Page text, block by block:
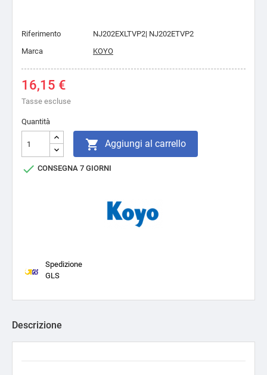
Riferimento
NJ202EXLTVP2| NJ202ETVP2
Marca
KOYO
16,15 €
Tasse escluse
Quantità
 Aggiungi al carrello
 CONSEGNA 7 GIORNI
Spedizione
GLS
Descrizione